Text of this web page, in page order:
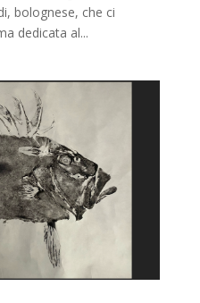
bolognese, che ci
dedicata al...